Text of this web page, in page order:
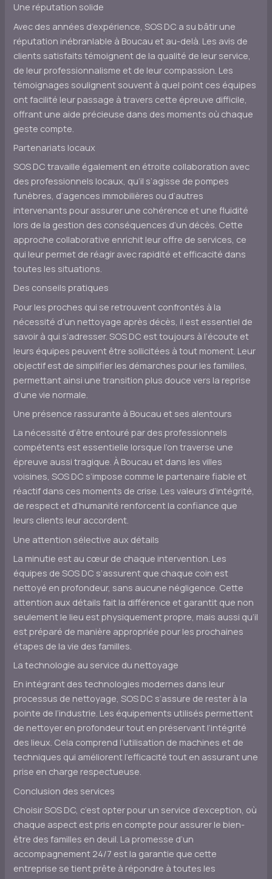
Une réputation solide
Avec des années d’expérience, SOS DC a su bâtir une
réputation inébranlable à Boucau et au-delà. Les avis de
clients satisfaits témoignent de la qualité de leur service,
de leur professionnalisme et de leur compassion. Les
témoignages soulignent souvent à quel point ces équipes
ont facilité leur passage à travers cette épreuve difficile,
offrant une aide précieuse dans des moments où chaque
geste compte.
Partenariats locaux
SOS DC travaille également en étroite collaboration avec
des professionnels locaux, qu’il s’agisse de pompes
funèbres, d’agences immobilières ou d’autres
intervenants pour assurer une cohérence et une fluidité
lors de la gestion des conséquences d’un décès. Cette
approche collaborative enrichit leur offre de services, ce
qui leur permet de réagir avec rapidité et efficacité dans
toutes les situations.
Des conseils pratiques
Pour les proches qui se retrouvent confrontés à la
nécessité d’un nettoyage après décès, il est essentiel de
savoir à qui s’adresser. SOS DC est toujours à l’écoute et
leurs équipes peuvent être sollicitées à tout moment. Leur
objectif est de simplifier les démarches pour les familles,
permettant ainsi une transition plus douce vers la reprise
d’une vie normale.
Une présence rassurante à Boucau et ses alentours
La nécessité d’être entouré par des professionnels
compétents est essentielle lorsque l’on traverse une
épreuve aussi tragique. À Boucau et dans les villes
voisines, SOS DC s’impose comme le partenaire fiable et
réactif dans ces moments de crise. Les valeurs d’intégrité,
de respect et d’humanité renforcent la confiance que
leurs clients leur accordent.
Une attention sélective aux détails
La minutie est au cœur de chaque intervention. Les
équipes de SOS DC s’assurent que chaque coin est
nettoyé en profondeur, sans aucune négligence. Cette
attention aux détails fait la différence et garantit que non
seulement le lieu est physiquement propre, mais aussi qu’il
est préparé de manière appropriée pour les prochaines
étapes de la vie des familles.
La technologie au service du nettoyage
En intégrant des technologies modernes dans leur
processus de nettoyage, SOS DC s’assure de rester à la
pointe de l’industrie. Les équipements utilisés permettent
de nettoyer en profondeur tout en préservant l’intégrité
des lieux. Cela comprend l’utilisation de machines et de
techniques qui améliorent l’efficacité tout en assurant une
prise en charge respectueuse.
Conclusion des services
Choisir SOS DC, c’est opter pour un service d’exception, où
chaque aspect est pris en compte pour assurer le bien-
être des familles en deuil. La promesse d’un
accompagnement 24/7 est la garantie que cette
entreprise se tient prête à répondre à toutes les